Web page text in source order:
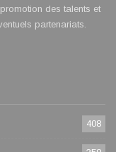
des talents et
partenariats.
408